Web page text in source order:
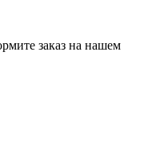
заказ на нашем